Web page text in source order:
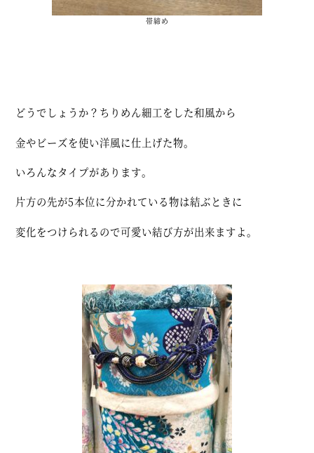
帯締め
どうでしょうか？ちりめん細工をした和風から
金やビーズを使い洋風に仕上げた物。
いろんなタイプがあります。
片方の先が5本位に分かれている物は結ぶときに
変化をつけられるので可愛い結び方が出来ますよ。